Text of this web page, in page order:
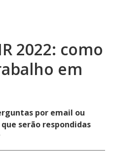
2022: como
em
por email ou
serão respondidas